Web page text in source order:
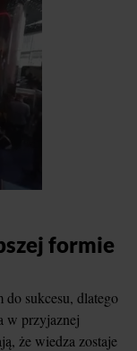
formie
sukcesu, dlatego
w przyjaznej
że wiedza zostaje